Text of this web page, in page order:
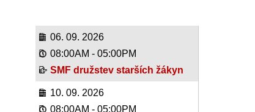
06. 09. 2026
08:00AM - 05:00PM
SMF družstev starších žákyn
10. 09. 2026
08:00AM - 05:00PM